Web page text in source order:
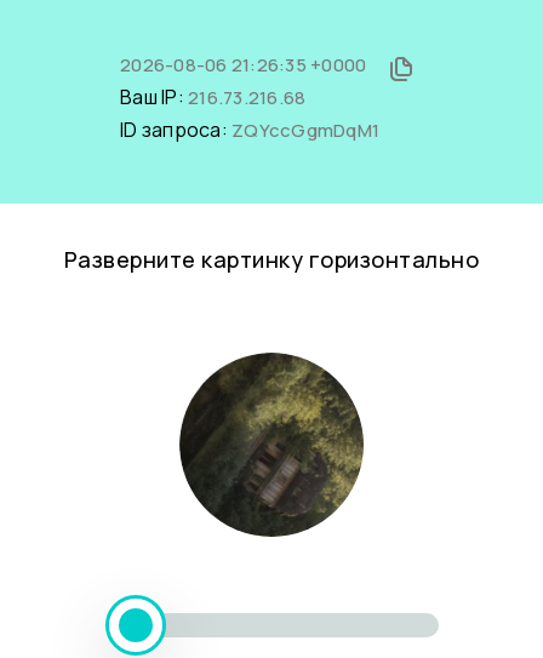
2026-08-06 21:26:35 +0000
Ваш IP: 216.73.216.68
ID запроса: ZQYccGgmDqM1
Разверните картинку горизонтально